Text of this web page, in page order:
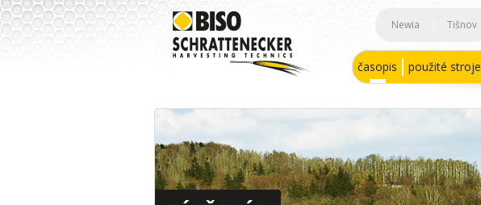
Newia Tišnov
časopis použité stroje